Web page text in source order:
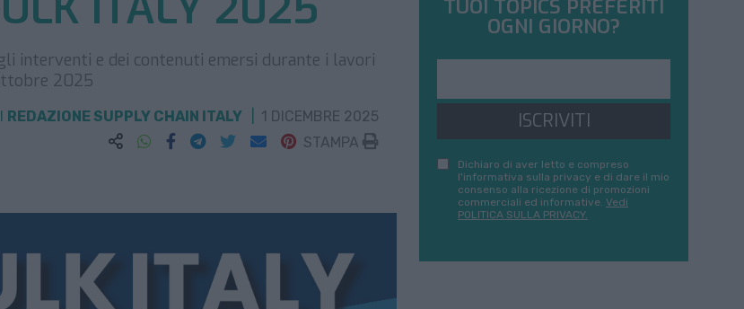
interventi e dei contenuti emersi durante i lavori
2025
REDAZIONE SUPPLY CHAIN ITALY
1 DICEMBRE 2025
STAMPA
TUOI TOPICS PREFERITI
OGNI GIORNO?
ISCRIVITI
Dichiaro di aver letto e compreso
l'informativa sulla privacy e di dare il mio
consenso alla ricezione di promozioni
commerciali ed informative. Vedi
POLITICA SULLA PRIVACY.